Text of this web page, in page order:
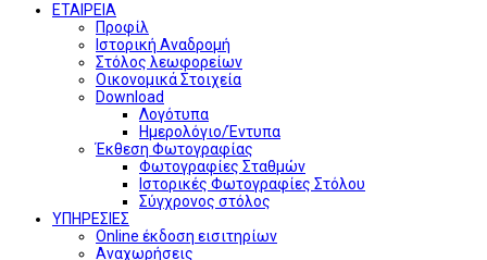
ΕΤΑΙΡΕΙΑ
Προφίλ
Ιστορική Αναδρομή
Στόλος λεωφορείων
Οικονομικά Στοιχεία
Download
Λογότυπα
Ημερολόγιο/Έντυπα
Έκθεση Φωτογραφίας
Φωτογραφίες Σταθμών
Ιστορικές Φωτογραφίες Στόλου
Σύγχρονος στόλος
ΥΠΗΡΕΣΙΕΣ
Online έκδοση εισιτηρίων
Αναχωρήσεις